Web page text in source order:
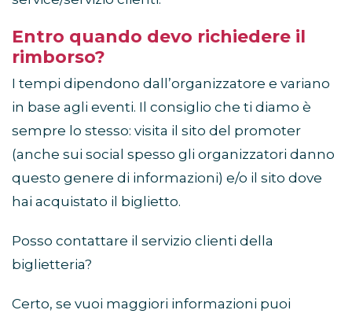
Entro quando devo richiedere il
rimborso?
I tempi dipendono dall’organizzatore e variano
in base agli eventi. Il consiglio che ti diamo è
sempre lo stesso: visita il sito del promoter
(anche sui social spesso gli organizzatori danno
questo genere di informazioni) e/o il sito dove
hai acquistato il biglietto.
Posso contattare il servizio clienti della
biglietteria?
Certo, se vuoi maggiori informazioni puoi